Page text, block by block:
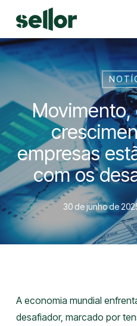
main
content
empresas
com os
30 de junho de
A economia mundial
desafiador, marcado por